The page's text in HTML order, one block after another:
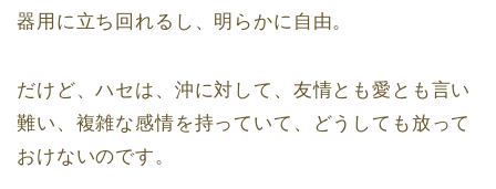
器用に立ち回れるし、明らかに自由。
だけど、ハセは、沖に対して、友情とも愛とも言い
難い、複雑な感情を持っていて、どうしても放って
おけないのです。